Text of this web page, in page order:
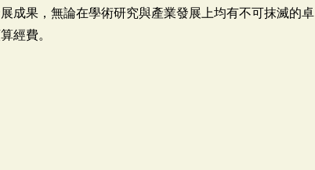
成果，無論在學術研究與產業發展上均有不可抹滅的卓
經費。